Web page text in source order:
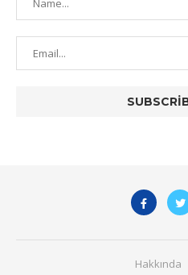
Hakkında